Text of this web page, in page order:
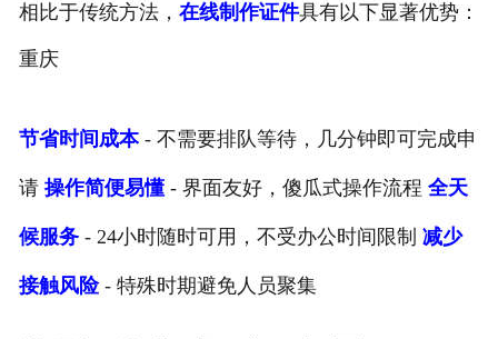
相比于传统方法， 在线制作证件具有以下显著优势：
重庆
节省时间成本- 不需要排队等待，几分钟即可完成申
请 操作简便易懂- 界面友好，傻瓜式操作流程 全天
候服务- 24小时随时可用，不受办公时间限制 减少
接触风险- 特殊时期避免人员聚集